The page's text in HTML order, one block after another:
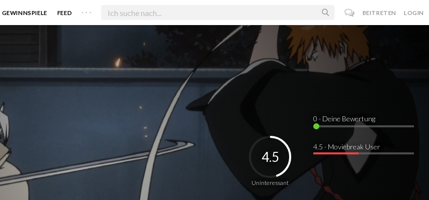
GEWINNSPIELE FEED . . . BEITRETEN LOGIN
Uninteressant
4.5
0 · Deine Bewertung
4.5 · Moviebreak User